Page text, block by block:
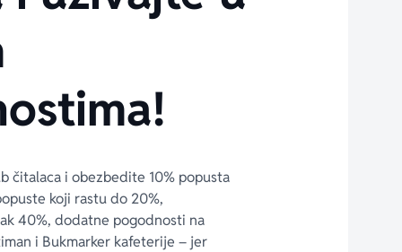
čitalaca i obezbedite 10% popusta
koji rastu do 20%,
40%, dodatne pogodnosti na
i Bukmarker kafeterije – jer